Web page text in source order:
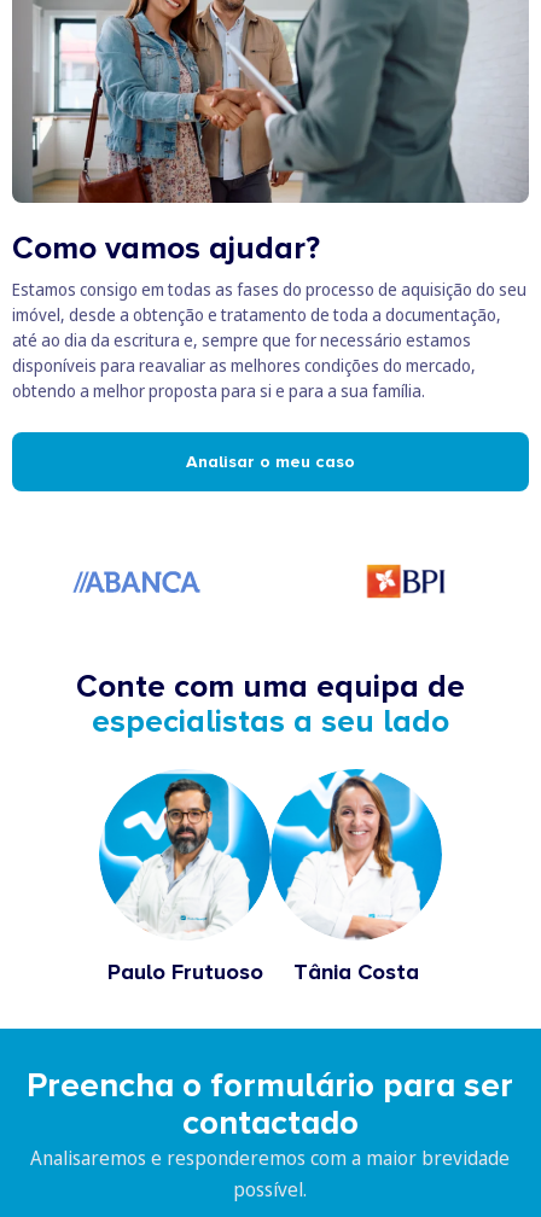
Como vamos ajudar?
Estamos consigo em todas as fases do processo de aquisição do seu
imóvel, desde a obtenção e tratamento de toda a documentação,
até ao dia da escritura e, sempre que for necessário estamos
disponíveis para reavaliar as melhores condições do mercado,
obtendo a melhor proposta para si e para a sua família.
Analisar o meu caso
Conte com uma equipa de
especialistas a seu lado
Paulo Frutuoso Tânia Costa
Preencha o formulário para ser
contactado
Analisaremos e responderemos com a maior brevidade
possível.